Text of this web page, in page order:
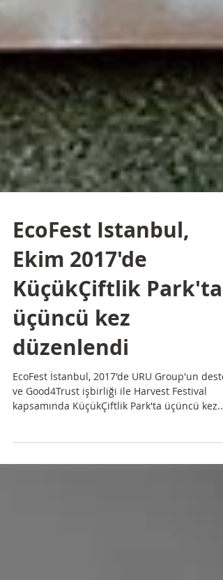
EcoFest Istanbul,
Ekim 2017'de
KüçükÇiftlik Park'ta
üçüncü kez
düzenlendi
EcoFest İstanbul, 2017'de URU Group'un